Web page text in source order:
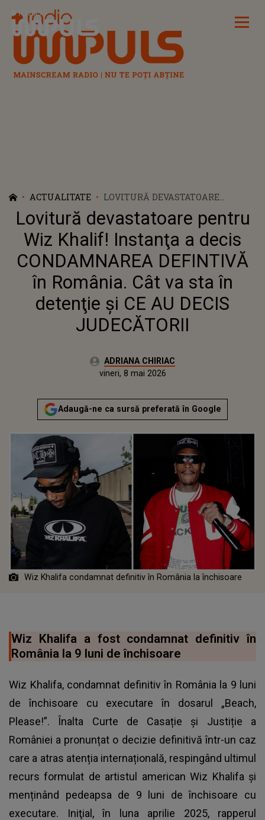
Radio Impuls
ACTUALITATE
LOVITURĂ DEVASTATOARE
PENTRU WIZ KHALIF! INSTANŢA
A DECIS CONDAMNAREA
DEFINTIVĂ ÎN ROMÂNIA. CÂT VA
STA ÎN DETENŢIE ŞI CE AU DECIS
JUDECĂTORII
Lovitură devastatoare pentru
Wiz Khalif! Instanţa a decis
CONDAMNAREA DEFINTIVĂ
în România. Cât va sta în
detenţie şi CE AU DECIS
JUDECĂTORII
Autor:ADRIANA CHIRIAC
Actualizat:
vineri, 8 mai 2026
Adaugă-ne ca sursă preferată în Google
Wiz Khalifa condamnat definitiv în România la închisoare
Wiz Khalifa a fost condamnat definitiv în
România la 9 luni de închisoare
Wiz Khalifa, condamnat definitiv în România la 9 luni
de închisoare cu executare în dosarul „Beach,
Please!”. Înalta Curte de Casație și Justiție a
României a pronunțat o decizie definitivă într-un caz
care a atras atenția internațională, respingând ultimul
recurs formulat de artistul american Wiz Khalifa și
menținând pedeapsa de 9 luni de închisoare cu
executare. Iniţial, în luna aprilie 2025, rapperul